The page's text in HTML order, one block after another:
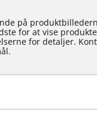
på
for at vise
for detaljer.